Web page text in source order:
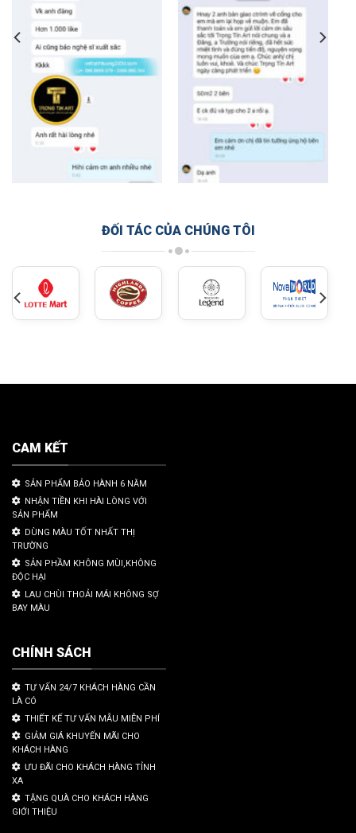
ĐỐI TÁC CỦA CHÚNG TÔI
CAM KẾT
SẢN PHẨM BẢO HÀNH 6 NĂM
NHẬN TIỀN KHI HÀI LÒNG VỚI
SẢN PHẨM
DÙNG MÀU TỐT NHẤT THỊ
TRƯỜNG
SẢN PHẦM KHÔNG MÙI,KHÔNG
ĐỘC HẠI
LAU CHÙI THOẢI MÁI KHÔNG SỢ
BAY MÀU
CHÍNH SÁCH
TƯ VẤN 24/7 KHÁCH HÀNG CẦN
LÀ CÓ
THIẾT KẾ TƯ VẤN MẪU MIỄN PHÍ
GIẢM GIÁ KHUYẾN MÃI CHO
KHÁCH HÀNG
ƯU ĐÃI CHO KHÁCH HÀNG TỈNH
XA
TẶNG QUÀ CHO KHÁCH HÀNG
GIỚI THIỆU